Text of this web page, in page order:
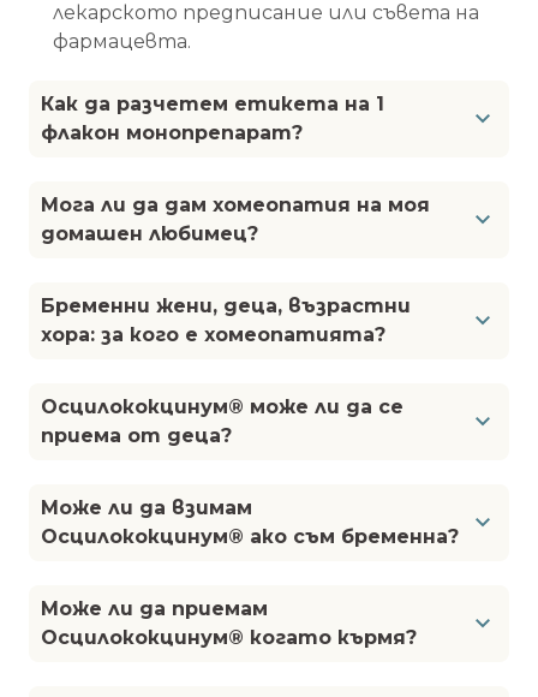
лекарското предписание или съвета на
фармацевта.
Как да разчетем етикета на 1
флакон монопрепарат?
Мога ли да дам хомеопатия на моя
домашен любимец?
Бременни жени, деца, възрастни
хора: за кого е хомеопатията?
Осцилококцинум® може ли да се
приема от деца?
Може ли да взимам
Осцилококцинум® ако съм бременна?
Може ли да приемам
Осцилококцинум® когато кърмя?